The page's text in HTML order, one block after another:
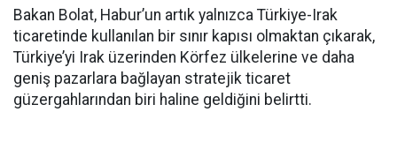
Bakan Bolat, Habur’un artık yalnızca Türkiye-Irak
ticaretinde kullanılan bir sınır kapısı olmaktan çıkarak,
Türkiye’yi Irak üzerinden Körfez ülkelerine ve daha
geniş pazarlara bağlayan stratejik ticaret
güzergahlarından biri haline geldiğini belirtti.